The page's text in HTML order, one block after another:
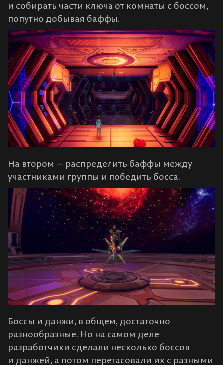
и собирать части ключа от комнаты с боссом,
попутно добывая баффы.
На втором — распределить баффы между
участниками группы и победить босса.
Боссы и данжи, в общем, достаточно
разнообразные. Но на самом деле
разработчики сделали несколько боссов
и данжей, а потом перетасовали их с разными